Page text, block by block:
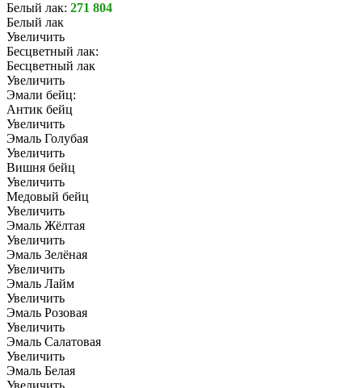
Белый лак: 271 804
Белый лак
Увеличить
Бесцветный лак:
Бесцветный лак
Увеличить
Эмали бейц:
Антик бейц
Увеличить
Эмаль Голубая
Увеличить
Вишня бейц
Увеличить
Медовый бейц
Увеличить
Эмаль Жёлтая
Увеличить
Эмаль Зелёная
Увеличить
Эмаль Лайм
Увеличить
Эмаль Розовая
Увеличить
Эмаль Салатовая
Увеличить
Эмаль Белая